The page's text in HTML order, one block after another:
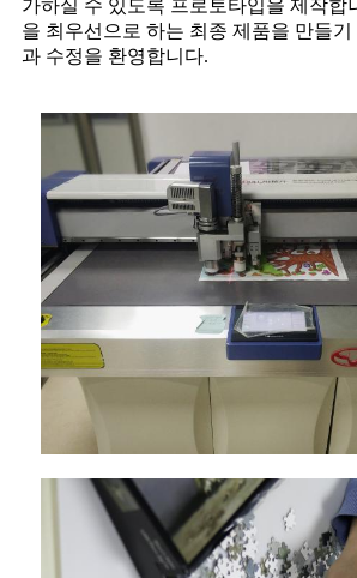
가하실 수 있도록 프로토타입을 제작합
을 최우선으로 하는 최종 제품을 만들
과 수정을 환영합니다.